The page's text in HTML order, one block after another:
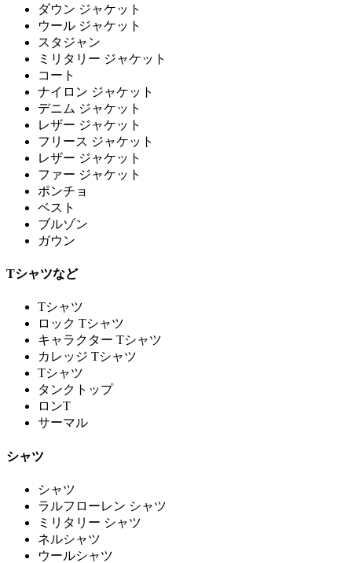
ダウン ジャケット
ウール ジャケット
スタジャン
ミリタリー ジャケット
コート
ナイロン ジャケット
デニム ジャケット
レザー ジャケット
フリース ジャケット
レザー ジャケット
ファー ジャケット
ポンチョ
ベスト
ブルゾン
ガウン
Tシャツなど
Tシャツ
ロック Tシャツ
キャラクター Tシャツ
カレッジ Tシャツ
Tシャツ
タンクトップ
ロンT
サーマル
シャツ
シャツ
ラルフローレン シャツ
ミリタリー シャツ
ネルシャツ
ウールシャツ